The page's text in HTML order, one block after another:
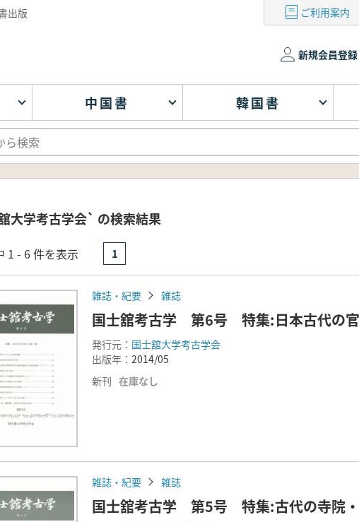
出版 ご利用案内
新規会員登録
中国書 韓国書
大学考古学会` の検索結果
1 - 6 件を表示 1
雑誌・紀要 雑誌
国士舘考古学 第6号 特集:日本古代の
発行元： 国士舘大学考古学会
出版年： 2014/05
新刊 在庫なし
雑誌・紀要 雑誌
国士舘考古学 第5号 特集:古代の寺院